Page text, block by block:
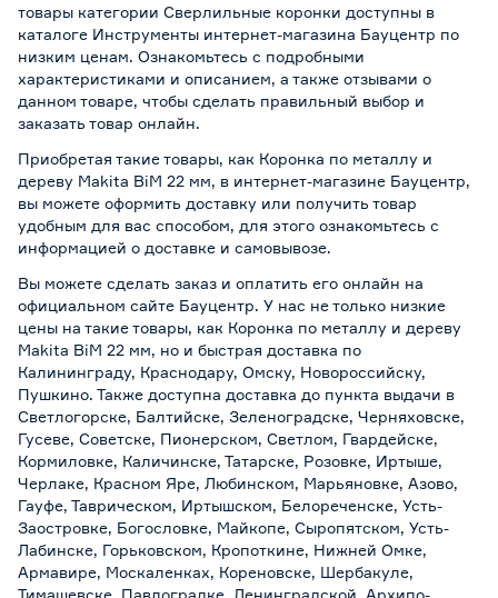
товары категории Сверлильные коронки доступны в
каталоге Инструменты интернет-магазина Бауцентр по
низким ценам. Ознакомьтесь с подробными
характеристиками и описанием, а также отзывами о
данном товаре, чтобы сделать правильный выбор и
заказать товар онлайн.
Приобретая такие товары, как Коронка по металлу и
дереву Makita BiM 22 мм, в интернет-магазине Бауцентр,
вы можете оформить доставку или получить товар
удобным для вас способом, для этого ознакомьтесь с
информацией о доставке и самовывозе.
Вы можете сделать заказ и оплатить его онлайн на
официальном сайте Бауцентр. У нас не только низкие
цены на такие товары, как Коронка по металлу и дереву
Makita BiM 22 мм, но и быстрая доставка по
Калининграду, Краснодару, Омску, Новороссийску,
Пушкино. Также доступна доставка до пункта выдачи в
Светлогорске, Балтийске, Зеленоградске, Черняховске,
Гусеве, Советске, Пионерском, Светлом, Гвардейске,
Кормиловке, Каличинске, Татарске, Розовке, Иртыше,
Черлаке, Красном Яре, Любинском, Марьяновке, Азово,
Гауфе, Таврическом, Иртышском, Белореченске, Усть-
Заостровке, Богословке, Майкопе, Сыропятском, Усть-
Лабинске, Горьковском, Кропоткине, Нижней Омке,
Армавире, Москаленках, Кореновске, Шербакуле,
Тимашевске, Павлоградке, Ленинградской, Архипо-